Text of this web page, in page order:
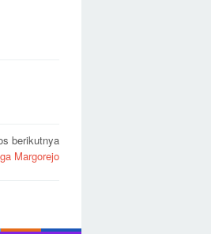
berikutnya
Margorejo